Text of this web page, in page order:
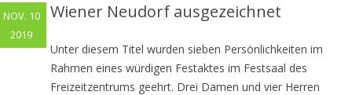
Wiener Neudorf ausgezeichnet
Unter diesem Titel wurden sieben Persönlichkeiten im
Rahmen eines würdigen Festaktes im Festsaal des
Freizeitzentrums geehrt. Drei Damen und vier Herren
NOV. 10
2019